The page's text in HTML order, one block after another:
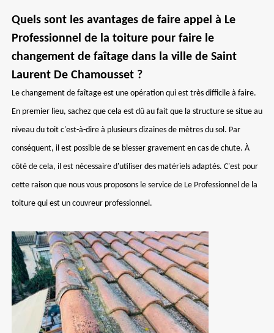
Quels sont les avantages de faire appel à Le
Professionnel de la toiture pour faire le
changement de faîtage dans la ville de Saint
Laurent De Chamousset ?
Le changement de faîtage est une opération qui est très difficile à faire.
En premier lieu, sachez que cela est dû au fait que la structure se situe au
niveau du toit c'est-à-dire à plusieurs dizaines de mètres du sol. Par
conséquent, il est possible de se blesser gravement en cas de chute. À
côté de cela, il est nécessaire d'utiliser des matériels adaptés. C'est pour
cette raison que nous vous proposons le service de Le Professionnel de la
toiture qui est un couvreur professionnel.